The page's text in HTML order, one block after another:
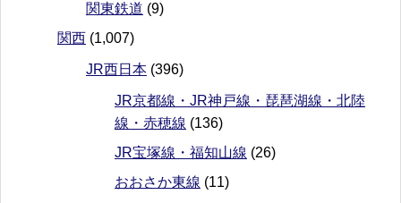
関東鉄道 (9)
関西 (1,007)
JR西日本 (396)
JR京都線・JR神戸線・琵琶湖線・北陸
線・赤穂線 (136)
JR宝塚線・福知山線 (26)
おおさか東線 (11)